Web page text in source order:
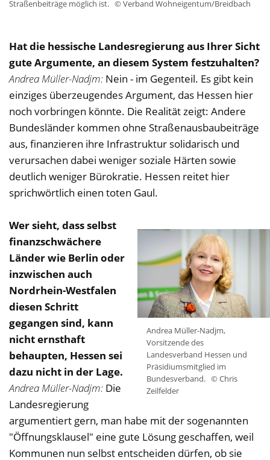
Straßenbeiträge möglich ist. © Verband Wohneigentum/Breidbach
Hat die hessische Landesregierung aus Ihrer Sicht
gute Argumente, an diesem System festzuhalten?
Andrea Müller-Nadjm: Nein - im Gegenteil. Es gibt kein
einziges überzeugendes Argument, das Hessen hier
noch vorbringen könnte. Die Realität zeigt: Andere
Bundesländer kommen ohne Straßenausbaubeiträge
aus, finanzieren ihre Infrastruktur solidarisch und
verursachen dabei weniger soziale Härten sowie
deutlich weniger Bürokratie. Hessen reitet hier
sprichwörtlich einen toten Gaul.
Andrea Müller-Nadjm,
Vorsitzende des
Landesverband Hessen und
Präsidiumsmitglied im
Bundesverband. © Chris
Zeilfelder
Wer sieht, dass selbst
finanzschwächere
Länder wie Berlin oder
inzwischen auch
Nordrhein-Westfalen
diesen Schritt
gegangen sind, kann
nicht ernsthaft
behaupten, Hessen sei
dazu nicht in der Lage.
Andrea Müller-Nadjm: Die
Landesregierung
argumentiert gern, man habe mit der sogenannten
"Öffnungsklausel" eine gute Lösung geschaffen, weil
Kommunen nun selbst entscheiden dürfen, ob sie